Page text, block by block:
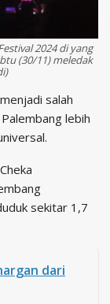
2024 di yang
(30/11) meledak
salah
lebih
sekitar 1,7
dari